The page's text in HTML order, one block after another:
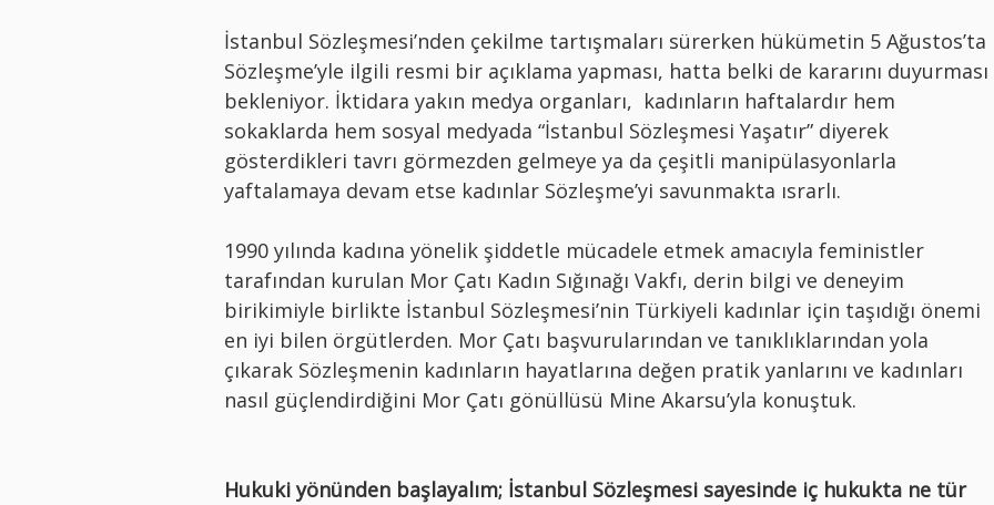
İstanbul Sözleşmesi’nden çekilme tartışmaları sürerken hükümetin 5 Ağustos’ta
Sözleşme’yle ilgili resmi bir açıklama yapması, hatta belki de kararını duyurması
bekleniyor. İktidara yakın medya organları, kadınların haftalardır hem
sokaklarda hem sosyal medyada “İstanbul Sözleşmesi Yaşatır” diyerek
gösterdikleri tavrı görmezden gelmeye ya da çeşitli manipülasyonlarla
yaftalamaya devam etse kadınlar Sözleşme’yi savunmakta ısrarlı.
1990 yılında kadına yönelik şiddetle mücadele etmek amacıyla feministler
tarafından kurulan Mor Çatı Kadın Sığınağı Vakfı, derin bilgi ve deneyim
birikimiyle birlikte İstanbul Sözleşmesi’nin Türkiyeli kadınlar için taşıdığı önemi
en iyi bilen örgütlerden. Mor Çatı başvurularından ve tanıklıklarından yola
çıkarak Sözleşmenin kadınların hayatlarına değen pratik yanlarını ve kadınları
nasıl güçlendirdiğini Mor Çatı gönüllüsü Mine Akarsu’yla konuştuk.
Hukuki yönünden başlayalım; İstanbul Sözleşmesi sayesinde iç hukukta ne tür